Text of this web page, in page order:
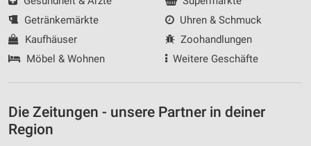
Getränkemärkte
Kaufhäuser
Möbel & Wohnen
Uhren & Schmuck
Zoohandlungen
Weitere Geschäfte
Die Zeitungen - unsere Partner in deiner
Region